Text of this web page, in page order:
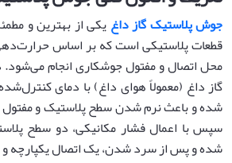
جوش پلاستیک گاز داغیکی از بهترین و
قطعات پلاستیکی است که بر اساس
محل اتصال و مفتول جوشکاری انجام
گاز داغ (معمولاً هوای داغ) با دمای
شده و باعث نرم شدن سطح پلاستیک و
سپس با اعمال فشار مکانیکی، دو سطح
شده و پس از سرد شدن، یک اتصال یکپارچه و